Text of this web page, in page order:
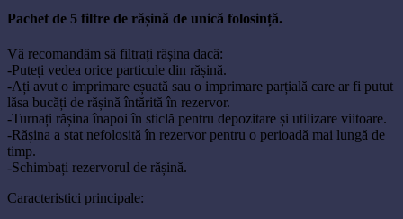
Pachet de 5 filtre de rășină de unică folosință.
Vă recomandăm să filtrați rășina dacă:
-Puteți vedea orice particule din rășină.
-Ați avut o imprimare eșuată sau o imprimare parțială care ar fi putut
lăsa bucăți de rășină întărită în rezervor.
-Turnați rășina înapoi în sticlă pentru depozitare și utilizare viitoare.
-Rășina a stat nefolosită în rezervor pentru o perioadă mai lungă de
timp.
-Schimbați rezervorul de rășină.
Caracteristici principale: